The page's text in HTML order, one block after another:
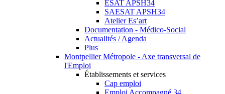
ESAT APSH34
SAESAT APSH34
Atelier Es’art
Documentation - Médico-Social
Actualités / Agenda
Plus
Montpellier Métropole - Axe transversal de
l'Emploi
Établissements et services
Cap emploi
Emploi Accompagné 34